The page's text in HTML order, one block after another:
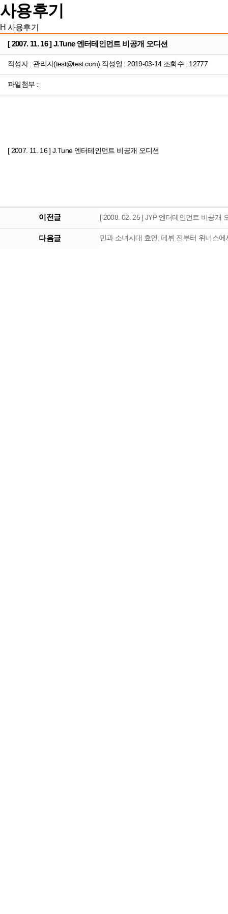
사용후기
H 사용후기
[ 2007. 11. 16 ] J.Tune 엔터테인먼트 비공개 오디션
작성자 : 관리자(test@test.com) 작성일 : 2019-03-14 조회수 : 12777
파일첨부 :
[ 2007. 11. 16 ] J.Tune 엔터테인먼트 비공개 오디션
이전글 [ 2008. 02. 25 ] JYP 엔터테인먼트 비공개
다음글 민과 소녀시대 효연, 데뷔 전부터 위너스